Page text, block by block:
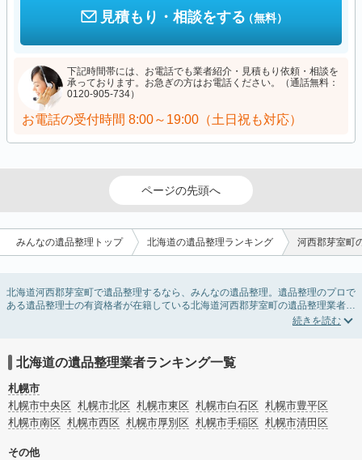
見積もり・相談をする（無料）
下記時間帯には、お電話でも業者紹介・見積もり依頼・相談を
承っております。お急ぎの方はお電話ください。（通話無料：
0120-905-734）
お電話の受付時間 8:00～19:00（土日祝も対応）
ページの先頭へ
みんなの遺品整理トップ 北海道の遺品整理ランキング 河西郡芽室町
北海道河西郡芽室町で遺品整理するなら、みんなの遺品整理。遺品整理のプロで
ある遺品整理士の有資格者が在籍している北海道河西郡芽室町の遺品整理業者が
掲載されています。遺品処分を即日対応してくれる実家の片付け業者や遺品整理
ービスで絞り込み条件を利用し検索してみましょう。
ゴミの処分方法や親の家の遺品整理をはじめる時期などお役立ち情報も豊富なの
で、チェックしてみてください。
北海道の遺品整理業者ランキング一覧
札幌市
札幌市中央区 札幌市北区 札幌市東区 札幌市白石区 札幌市豊平区
札幌市南区 札幌市西区 札幌市厚別区 札幌市手稲区 札幌市清田区
その他